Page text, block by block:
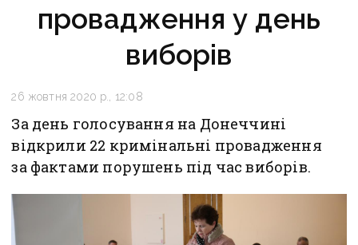
провадження у день
виборів
26 жовтня 2020 р., 12:08
За день голосування на Донеччині
відкрили 22 кримінальні провадження
за фактами порушень під час виборів.